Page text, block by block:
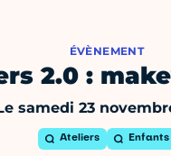
ÉVÈNEMENT
2.0 :
samedi 23
Ateliers Enfants